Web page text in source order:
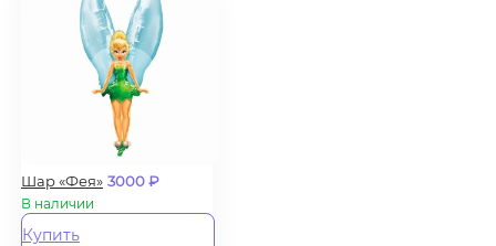
Шар «Фея» 3000₽
В наличии
Купить